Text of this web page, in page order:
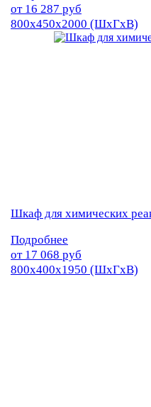
от 16 287 руб
800х450х2000 (ШхГхВ)
Шкаф для химических
Подробнее
от 17 068 руб
800х400х1950 (ШхГхВ)